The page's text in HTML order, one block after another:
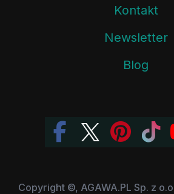
Kontakt
Newsletter
Blog
Copyright ©, AGAWA.PL Sp. z